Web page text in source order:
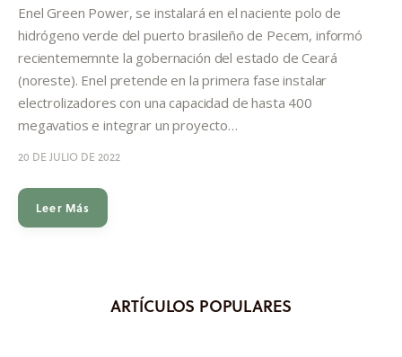
Enel Green Power, se instalará en el naciente polo de
hidrógeno verde del puerto brasileño de Pecem, informó
recientememnte la gobernación del estado de Ceará
(noreste). Enel pretende en la primera fase instalar
electrolizadores con una capacidad de hasta 400
megavatios e integrar un proyecto…
20 DE JULIO DE 2022
Leer Más
ARTÍCULOS POPULARES